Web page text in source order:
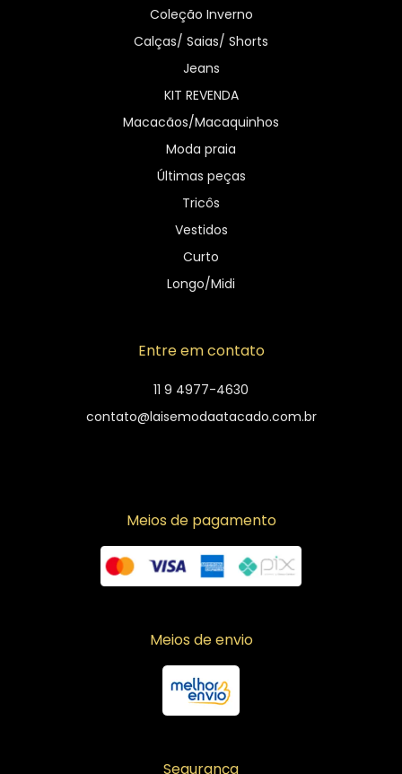
Coleção Inverno
Calças/ Saias/ Shorts
Jeans
KIT REVENDA
Macacãos/Macaquinhos
Moda praia
Últimas peças
Tricôs
Vestidos
Curto
Longo/Midi
Entre em contato
11 9 4977-4630
contato@laisemodaatacado.com.br
Meios de pagamento
Meios de envio
Segurança